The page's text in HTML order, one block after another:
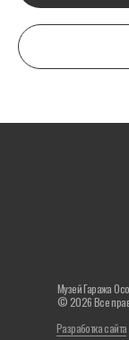
Разработка сайта
Музей Гаража
© 2026 Все